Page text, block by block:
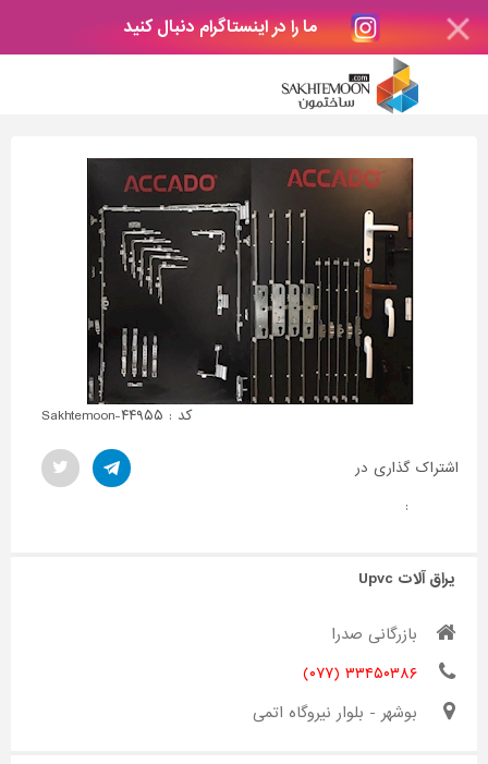
ما را در اینستاگرام دنبال کنید
کد : Sakhtemoon-۴۴۹۵۵
اشتراک گذاری در
:
یراق آلات Upvc
بازرگانی صدرا
۳۳۴۵۰۳۸۶ (۰۷۷)
بوشهر - بلوار نیروگاه اتمی